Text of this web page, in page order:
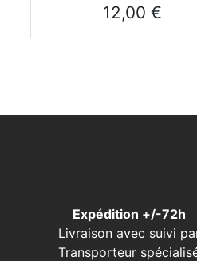
Prix
12,00 €
Expédition +/-72h
Livraison avec suivi
Transporteur